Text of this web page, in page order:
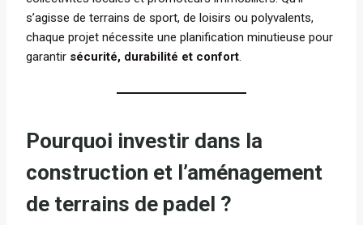
s’agisse de terrains de sport, de loisirs ou polyvalents,
chaque projet nécessite une planification minutieuse pour
garantir sécurité, durabilité et confort.
Pourquoi investir dans la
construction et l’aménagement
de terrains de padel ?